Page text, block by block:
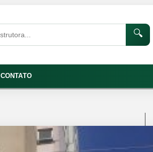
🔍
CONTATO